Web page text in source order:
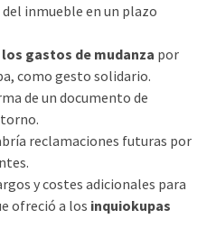
inmueble en un plazo
gastos de mudanza por
como gesto solidario.
de un documento de
reclamaciones futuras por
y costes adicionales para
ofreció a los inquiokupas